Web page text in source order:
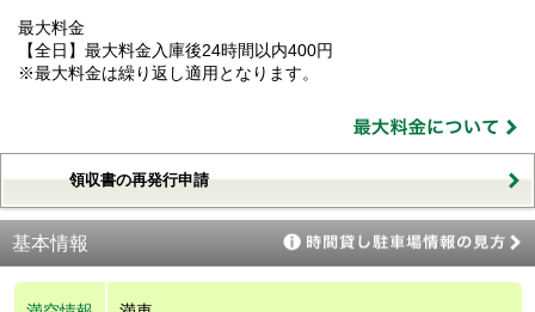
最大料金
【全日】最大料金入庫後24時間以内400円
※最大料金は繰り返し適用となります。
領収書の再発行申請
基本情報